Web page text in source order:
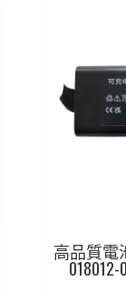
高品質電
018012-